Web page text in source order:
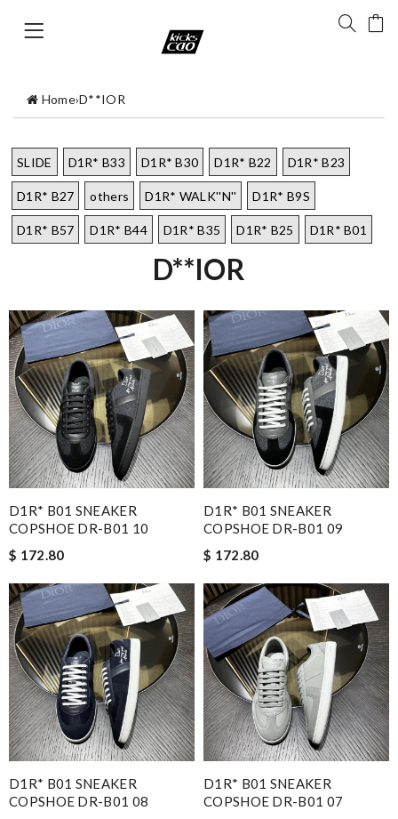
Home›D**IOR
SLIDE D1R* B33 D1R* B30 D1R* B22 D1R* B23
D1R* B27 others D1R* WALK''N'' D1R* B9S
D1R* B57 D1R* B44 D1R* B35 D1R* B25 D1R* B01
D**IOR
D1R* B01 SNEAKER
COPSHOE DR-B01 10
$ 172.80
D1R* B01 SNEAKER
COPSHOE DR-B01 09
$ 172.80
D1R* B01 SNEAKER
COPSHOE DR-B01 08
D1R* B01 SNEAKER
COPSHOE DR-B01 07